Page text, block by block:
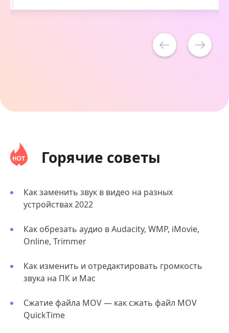
Горячие советы
Как заменить звук в видео на разных
устройствах 2022
Как обрезать аудио в Audacity, WMP, iMovie,
Online, Trimmer
Как изменить и отредактировать громкость
звука на ПК и Mac
Сжатие файла MOV — как сжать файл MOV
QuickTime